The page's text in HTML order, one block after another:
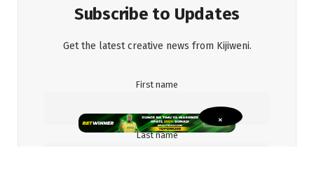
Subscribe to Updates
Get the latest creative news from Kijiweni.
First name
Last name
×